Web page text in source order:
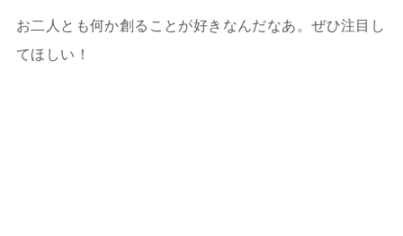
お二人とも何か創ることが好きなんだなあ。ぜひ注目し
てほしい！